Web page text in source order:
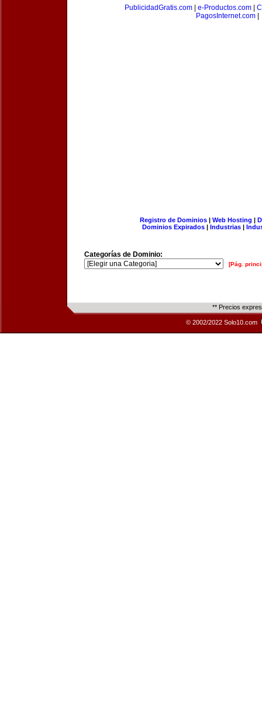
PublicidadGratis.com
e-Productos.com
PagosInternet.com
Registro de Dominios| Web Hosting |
Dominios Expirados | Industrias |
Categorías de Dominio:
[Pág.
** Precios
© 2002/2022 Solo10.com